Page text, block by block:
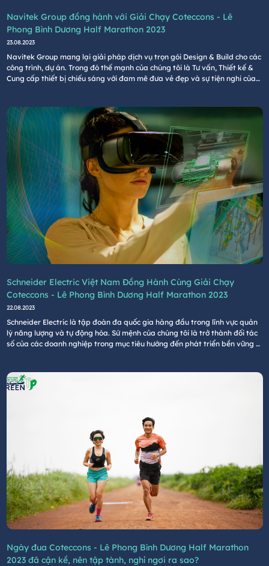
Navitek Group đồng hành với Giải Chạy Coteccons - Lê
Phong Bình Dương Half Marathon 2023
23.08.2023
Navitek Group mang lại giải pháp dịch vụ trọn gói Design & Build cho các
công trình, dự án. Trong đó thế mạnh của chúng tôi là Tư vấn, Thiết kế &
Cung cấp thiết bị chiếu sáng với đam mê đưa vẻ đẹp và sự tiện nghi của
học của chúng ta từ việc sử dụng án
Schneider Electric Việt Nam Đồng Hành Cùng Giải Chạy
Coteccons - Lê Phong Bình Dương Half Marathon 2023
22.08.2023
Schneider Electric là tập đoàn đa quốc gia hàng đầu trong lĩnh vực quản
lý năng lượng và tự động hóa. Sứ mệnh của chúng tôi là trở thành đối tác
số của các doanh nghiệp trong mục tiêu hướng đến phát triển bền vững &
Ngày đua Coteccons - Lê Phong Bình Dương Half Marathon
2023 đã cận kề, nên tập tành, nghỉ ngơi ra sao?